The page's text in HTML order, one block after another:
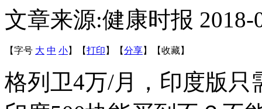
文章来源:健康时报 2018-
【字号 大 中 小】 【打印 】 【分享】 【收藏】
格列卫4万/月，印度版只